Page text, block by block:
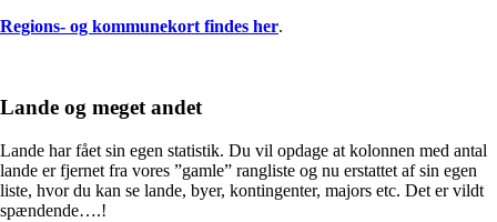
Regions- og kommunekort findes her.
Lande og meget andet
Lande har fået sin egen statistik. Du vil opdage at kolonnen med antal
lande er fjernet fra vores ”gamle” rangliste og nu erstattet af sin egen
liste, hvor du kan se lande, byer, kontingenter, majors etc. Det er vildt
spændende….!